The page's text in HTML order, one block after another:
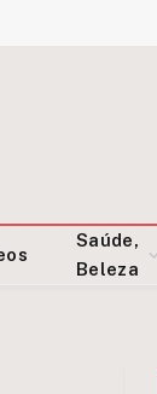
Saúde,
Beleza